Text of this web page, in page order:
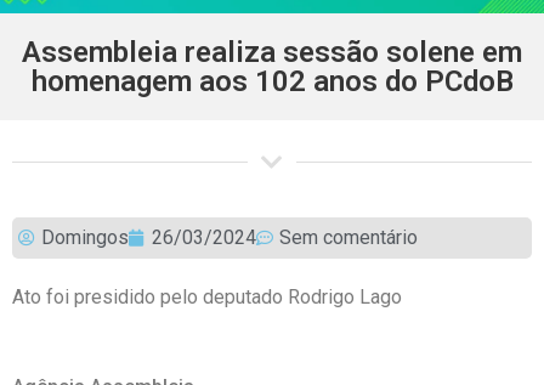
Assembleia realiza sessão solene em
homenagem aos 102 anos do PCdoB
Domingos 26/03/2024 Sem comentário
Ato foi presidido pelo deputado Rodrigo Lago